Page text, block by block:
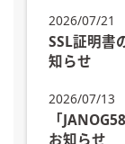
2026/07/21
SSL証明書
知らせ
2026/07/13
「
お知らせ